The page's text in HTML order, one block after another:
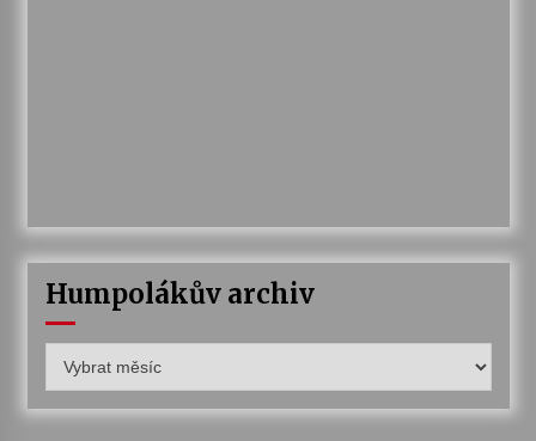
Humpolákův archiv
archiv